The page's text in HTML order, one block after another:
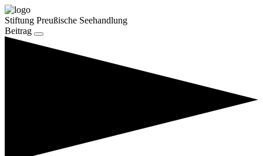
Stiftung Preußische Seehandlung
Beitrag